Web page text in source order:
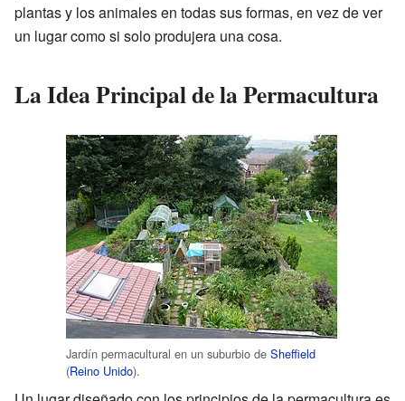
plantas y los animales en todas sus formas, en vez de ver
un lugar como si solo produjera una cosa.
La Idea Principal de la Permacultura
Jardín permacultural en un suburbio de Sheffield
(Reino Unido).